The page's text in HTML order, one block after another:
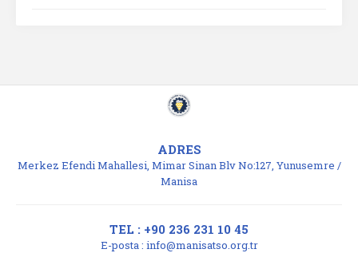
ADRES
Merkez Efendi Mahallesi, Mimar Sinan Blv No:127, Yunusemre /
Manisa
TEL : +90 236 231 10 45
E-posta : info@manisatso.org.tr